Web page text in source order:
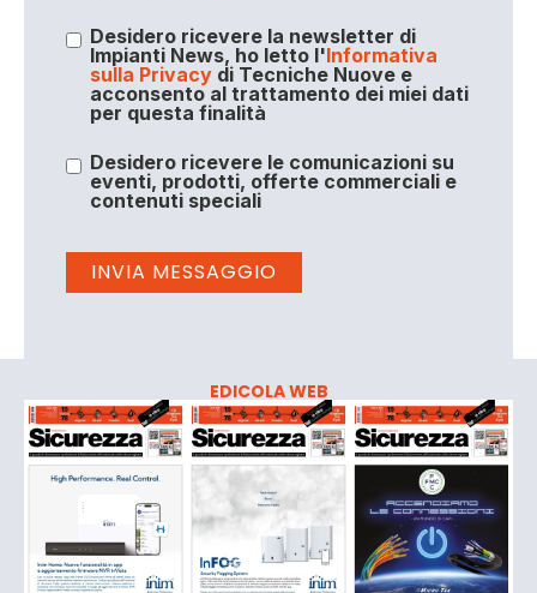
Desidero ricevere la newsletter di
Impianti News, ho letto l'Informativa
sulla Privacydi Tecniche Nuove e
acconsento al trattamento dei miei dati
per questa finalità
Desidero ricevere le comunicazioni su
eventi, prodotti, offerte commerciali e
contenuti speciali
EDICOLA WEB